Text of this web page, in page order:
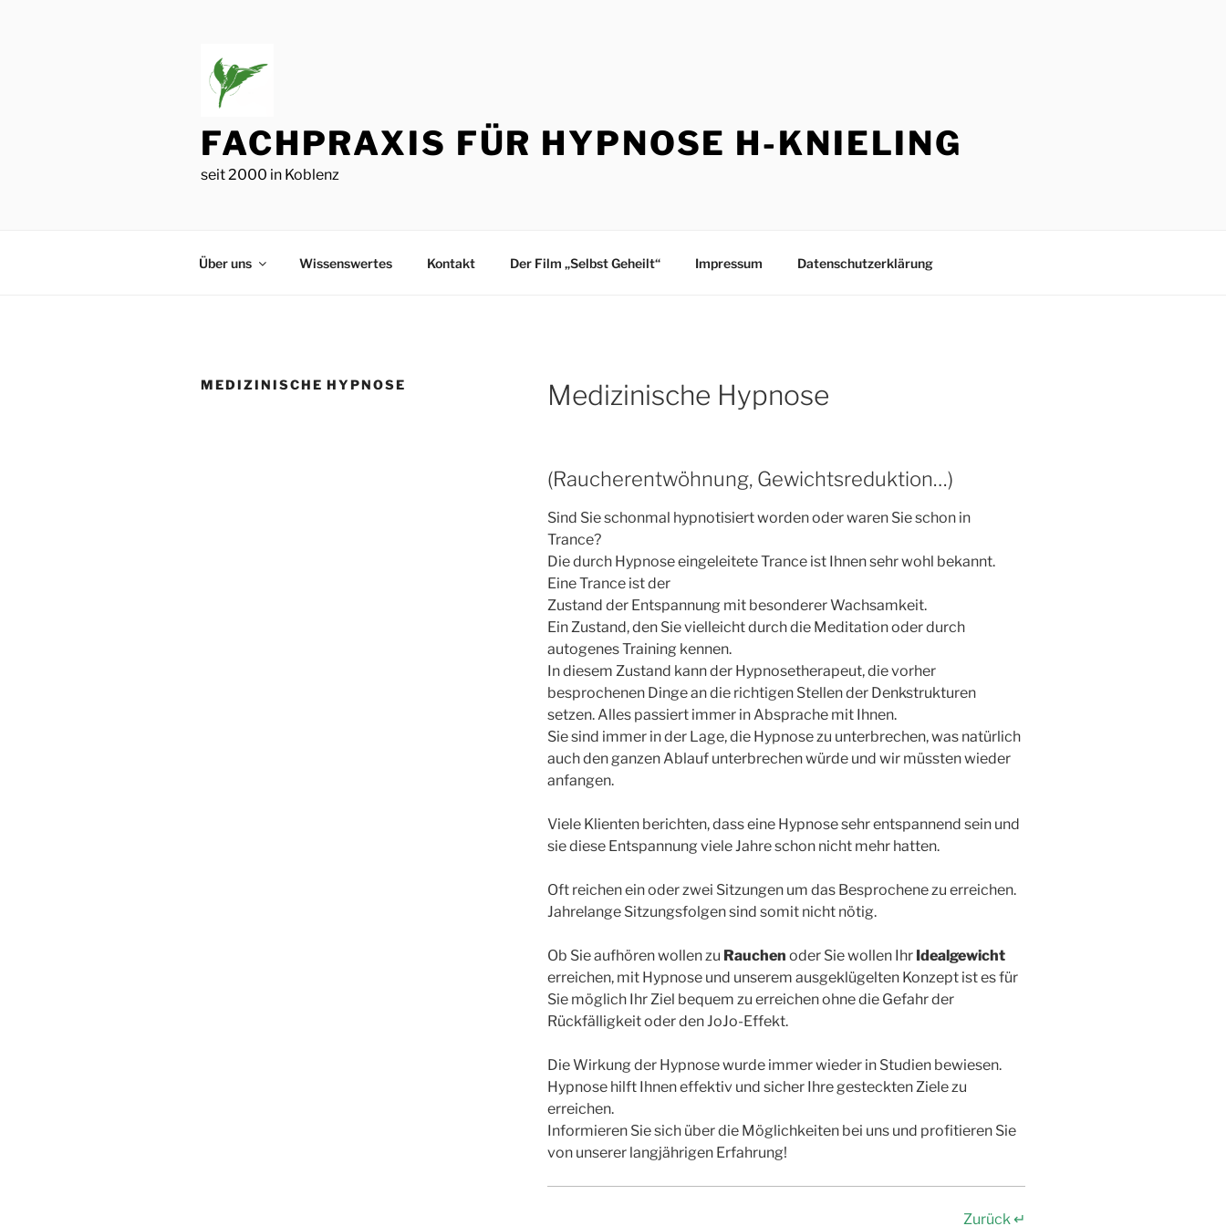
FACHPRAXIS FÜR HYPNOSE H-KNIELING
seit 2000 in Koblenz
Über uns Wissenswertes Kontakt Der Film „Selbst Geheilt“ Impressum Datenschutzerklärung
MEDIZINISCHE HYPNOSE Medizinische Hypnose
(Raucherentwöhnung, Gewichtsreduktion…)
Sind Sie schonmal hypnotisiert worden oder waren Sie schon in
Trance?
Die durch Hypnose eingeleitete Trance ist Ihnen sehr wohl bekannt.
Eine Trance ist der
Zustand der Entspannung mit besonderer Wachsamkeit.
Ein Zustand, den Sie vielleicht durch die Meditation oder durch
autogenes Training kennen.
In diesem Zustand kann der Hypnosetherapeut, die vorher
besprochenen Dinge an die richtigen Stellen der Denkstrukturen
setzen. Alles passiert immer in Absprache mit Ihnen.
Sie sind immer in der Lage, die Hypnose zu unterbrechen, was natürlich
auch den ganzen Ablauf unterbrechen würde und wir müssten wieder
anfangen.
Viele Klienten berichten, dass eine Hypnose sehr entspannend sein und
sie diese Entspannung viele Jahre schon nicht mehr hatten.
Oft reichen ein oder zwei Sitzungen um das Besprochene zu erreichen.
Jahrelange Sitzungsfolgen sind somit nicht nötig.
Ob Sie aufhören wollen zu Rauchen oder Sie wollen Ihr Idealgewicht
erreichen, mit Hypnose und unserem ausgeklügelten Konzept ist es für
Sie möglich Ihr Ziel bequem zu erreichen ohne die Gefahr der
Rückfälligkeit oder den JoJo-Effekt.
Die Wirkung der Hypnose wurde immer wieder in Studien bewiesen.
Hypnose hilft Ihnen effektiv und sicher Ihre gesteckten Ziele zu
erreichen.
Informieren Sie sich über die Möglichkeiten bei uns und profitieren Sie
von unserer langjährigen Erfahrung!
Zurück ↵